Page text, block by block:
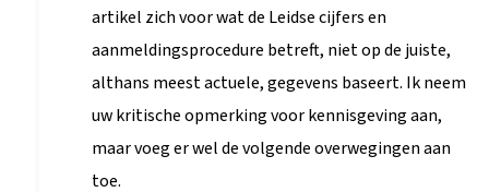
artikel zich voor wat de Leidse cijfers en
aanmeldingsprocedure betreft, niet op de juiste,
althans meest actuele, gegevens baseert. Ik neem
uw kritische opmerking voor kennisgeving aan,
maar voeg er wel de volgende overwegingen aan
toe.